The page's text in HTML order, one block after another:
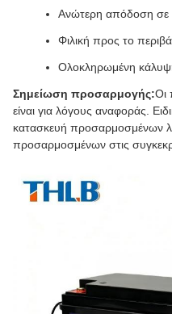
Ανώτερη απόδοση σε
Φιλική προς το
Ολοκληρωμένη
Σημείωση προσαρμογής:Οι
είναι για λόγους αναφοράς.
κατασκευή προσαρμοσμένων
προσαρμοσμένων στις